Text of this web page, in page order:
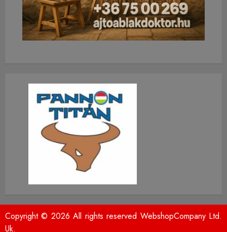
Copyright © 2026 All rights reserved WebshopCompany Ltd.
Uk.